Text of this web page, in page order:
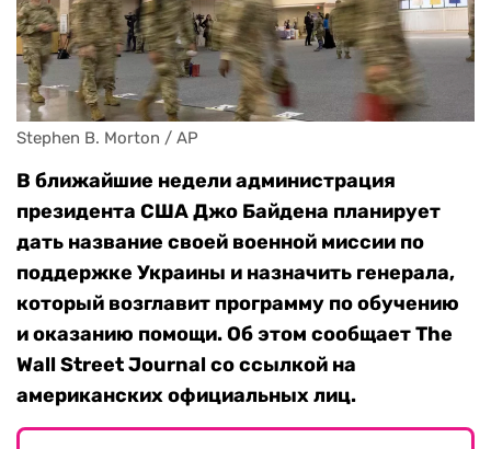
Stephen B. Morton / AP
В ближайшие недели администрация
президента США Джо Байдена планирует
дать название своей военной миссии по
поддержке Украины и назначить генерала,
который возглавит программу по обучению
и оказанию помощи. Об этом сообщает The
Wall Street Journal со ссылкой на
американских официальных лиц.